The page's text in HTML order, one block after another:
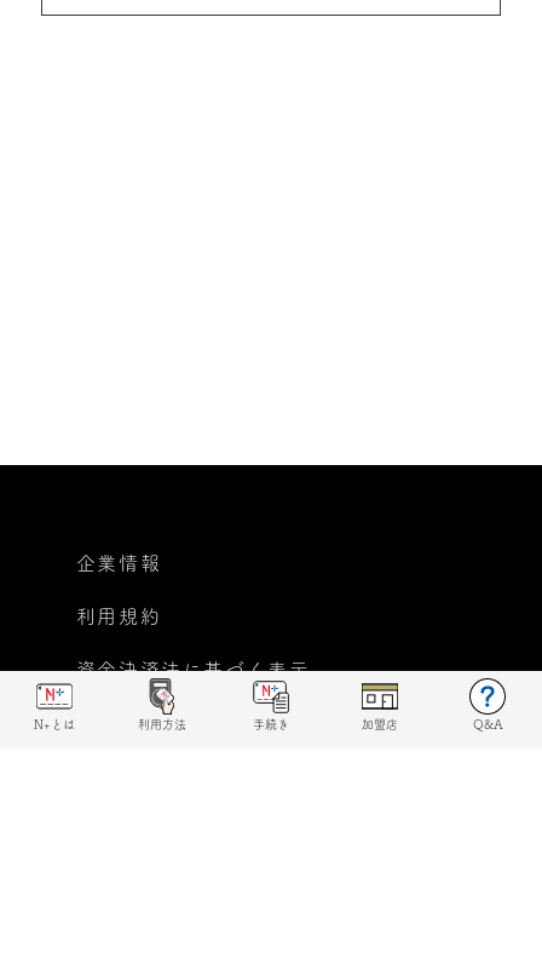
企業情報
利用規約
資金決済法に基づく表示
個人情報保護方針
N+とは 利用方法 手続き 加盟店 Q&A